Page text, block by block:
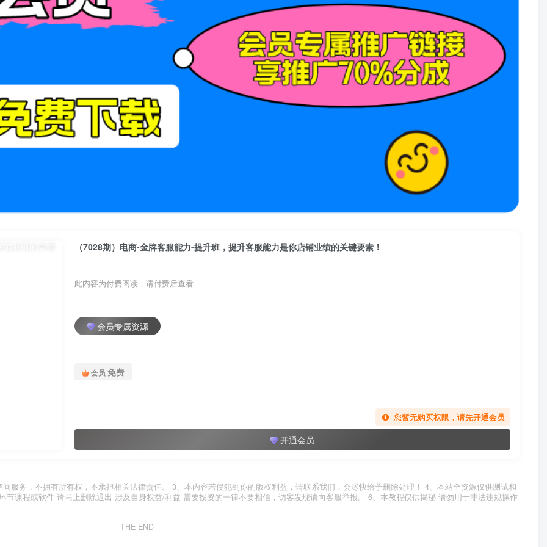
（7028期）电商-金牌客服能力-提升班，提升客服能力是你店铺业绩的关键要素！
此内容为付费阅读，请付费后查看
会员专属资源
会员 免费
您暂无购买权限，请先开通会员
开通会员
服务，不拥有所有权，不承担相关法律责任。 3、本内容若侵犯到你的版权利益，请联系我们，会尽快给予删除处理！ 4、本站全资源仅供测试和
课程或软件 请马上删除退出 涉及自身权益/利益 需要投资的一律不要相信，访客发现请向客服举报。 6、本教程仅供揭秘 请勿用于非法违规操作
THE END